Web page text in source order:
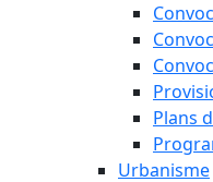
Plans
Urbanisme